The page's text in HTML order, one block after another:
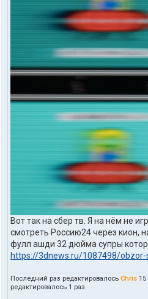
Вот так на сбер тв. Я на нём не
смотреть Россию24 через кион,
фулл ашди 32 дюйма супры
https://3dnews.ru/1087498/obzor-
Последний раз редактировалось Chris 15
редактировалось 1 раз.